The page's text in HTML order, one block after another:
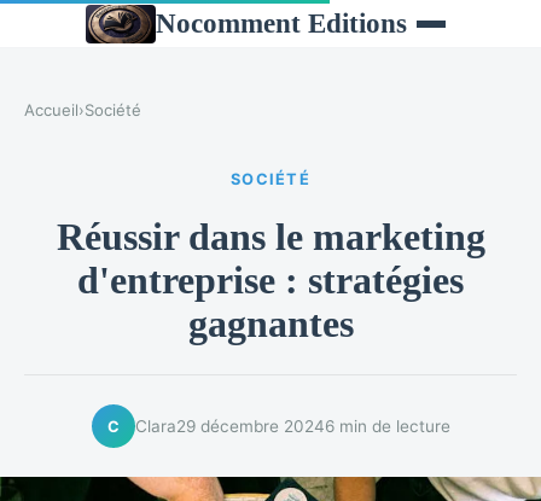
Nocomment Editions
Accueil›Société
SOCIÉTÉ
Réussir dans le marketing
d'entreprise : stratégies
gagnantes
C Clara29 décembre 20246 min de lecture